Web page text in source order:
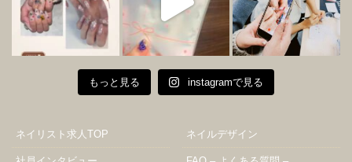
もっと見る instagramで見る
ネイリスト求人TOP ネイルデザイン